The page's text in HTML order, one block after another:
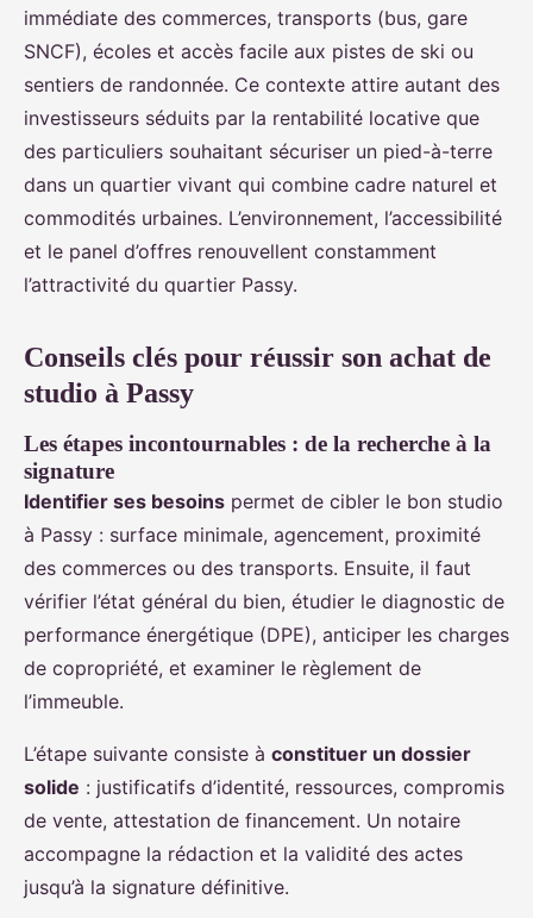
immédiate des commerces, transports (bus, gare
SNCF), écoles et accès facile aux pistes de ski ou
sentiers de randonnée. Ce contexte attire autant des
investisseurs séduits par la rentabilité locative que
des particuliers souhaitant sécuriser un pied-à-terre
dans un quartier vivant qui combine cadre naturel et
commodités urbaines. L’environnement, l’accessibilité
et le panel d’offres renouvellent constamment
l’attractivité du quartier Passy.
Conseils clés pour réussir son achat de
studio à Passy
Les étapes incontournables : de la recherche à la
signature
Identifier ses besoins permet de cibler le bon studio
à Passy : surface minimale, agencement, proximité
des commerces ou des transports. Ensuite, il faut
vérifier l’état général du bien, étudier le diagnostic de
performance énergétique (DPE), anticiper les charges
de copropriété, et examiner le règlement de
l’immeuble.
L’étape suivante consiste à constituer un dossier
solide : justificatifs d’identité, ressources, compromis
de vente, attestation de financement. Un notaire
accompagne la rédaction et la validité des actes
jusqu’à la signature définitive.